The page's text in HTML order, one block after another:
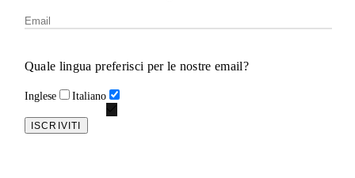
Quale lingua preferisci per le nostre email?
Inglese Italiano
ISCRIVITI